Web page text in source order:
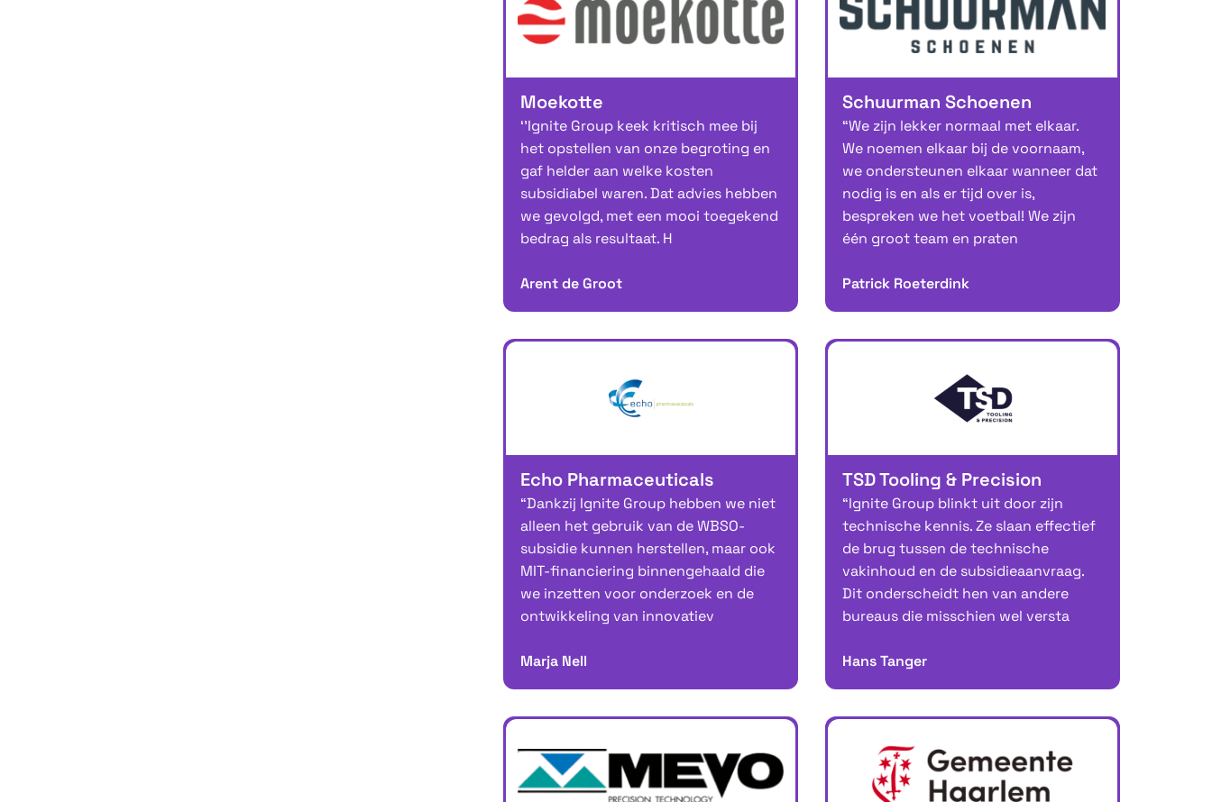
Moekotte
‘’Ignite Group keek kritisch mee bij
het opstellen van onze begroting en
gaf helder aan welke kosten
subsidiabel waren. Dat advies hebben
we gevolgd, met een mooi toegekend
bedrag als resultaat. H
Arent de Groot
Schuurman Schoenen
“We zijn lekker normaal met elkaar.
We noemen elkaar bij de voornaam,
we ondersteunen elkaar wanneer dat
nodig is en als er tijd over is,
bespreken we het voetbal! We zijn
één groot team en praten
Patrick Roeterdink
Echo Pharmaceuticals
“Dankzij Ignite Group hebben we niet
alleen het gebruik van de WBSO-
subsidie kunnen herstellen, maar ook
MIT-financiering binnengehaald die
we inzetten voor onderzoek en de
ontwikkeling van innovatiev
Marja Nell
TSD Tooling & Precision
“Ignite Group blinkt uit door zijn
technische kennis. Ze slaan effectief
de brug tussen de technische
vakinhoud en de subsidieaanvraag.
Dit onderscheidt hen van andere
bureaus die misschien wel versta
Hans Tanger